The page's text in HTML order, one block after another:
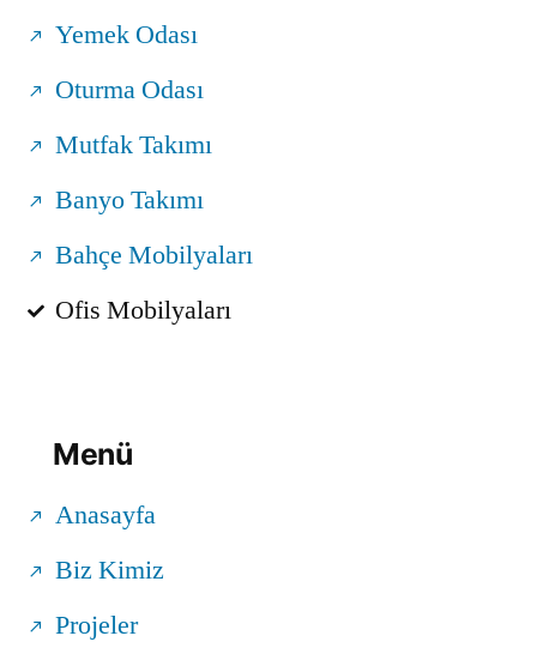
Yemek Odası
Oturma Odası
Mutfak Takımı
Banyo Takımı
Bahçe Mobilyaları
Ofis Mobilyaları
Menü
Anasayfa
Biz Kimiz
Projeler